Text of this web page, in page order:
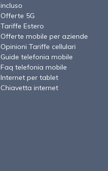
incluso
Offerte 5G
Tariffe Estero
Offerte mobile per aziende
Opinioni Tariffe cellulari
Guide telefonia mobile
Faq telefonia mobile
Internet per tablet
Chiavetta internet